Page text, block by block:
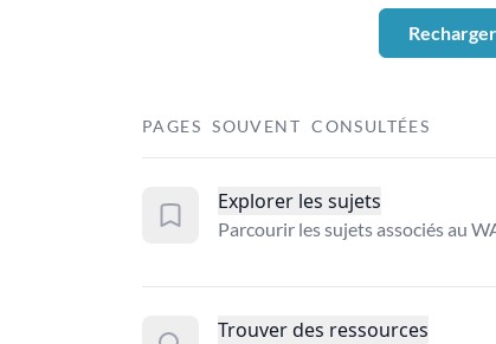
PAGES SOUVENT CONSULTÉES
Explorer les sujets
Parcourir les sujets associés au
Trouver des ressources